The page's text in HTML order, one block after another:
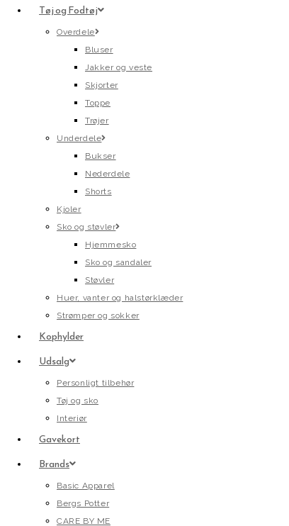
Tøj og Fodtøj
Overdele
Bluser
Jakker og veste
Skjorter
Toppe
Trøjer
Underdele
Bukser
Nederdele
Shorts
Kjoler
Sko og støvler
Hjemmesko
Sko og sandaler
Støvler
Huer, vanter og halstørklæder
Strømper og sokker
Kophylder
Udsalg
Personligt tilbehør
Tøj og sko
Interiør
Gavekort
Brands
Basic Apparel
Bergs Potter
CARE BY ME